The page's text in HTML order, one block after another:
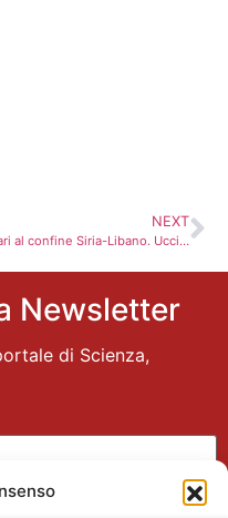
NEXT
Spari al confine Siria-Libano. Uccisa una donna
Newsletter
di Scienza,